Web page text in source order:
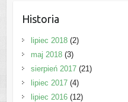
Historia
lipiec 2018(2)
maj 2018(3)
sierpień 2017(21)
lipiec 2017(4)
lipiec 2016(12)